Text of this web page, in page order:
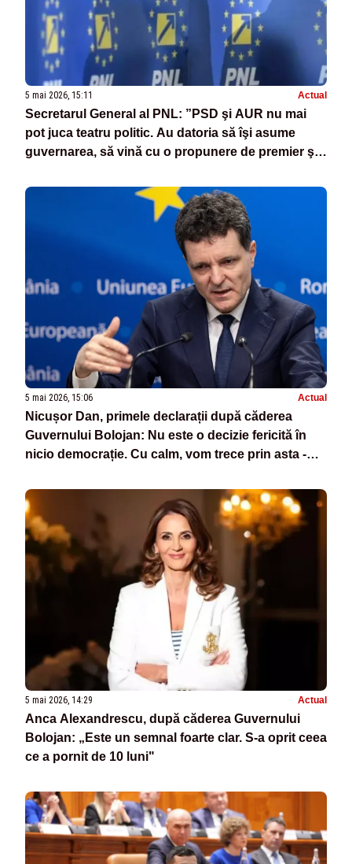
5 mai 2026, 15:11 Actual
Secretarul General al PNL: ”PSD şi AUR nu mai
pot juca teatru politic. Au datoria să îşi asume
guvernarea, să vină cu o propunere de premier şi
5 mai 2026, 15:06 Actual
Nicușor Dan, primele declarații după căderea
Guvernului Bolojan: Nu este o decizie fericită în
nicio democrație. Cu calm, vom trece prin asta -
5 mai 2026, 14:29 Actual
Anca Alexandrescu, după căderea Guvernului
Bolojan: „Este un semnal foarte clar. S-a oprit ceea
ce a pornit de 10 luni"